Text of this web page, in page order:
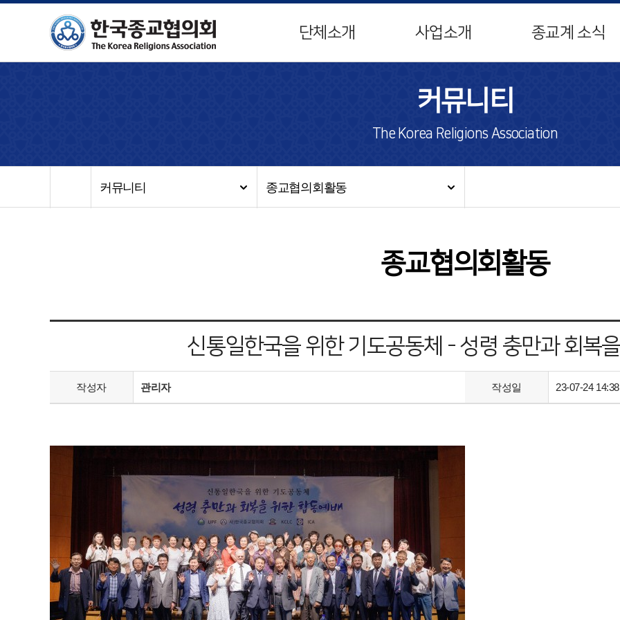
단체소개 사업소개 종교계 소식
커뮤니티
The Korea Religions Association
커뮤니티 종교협의회활동
종교협의회활동
신통일한국을 위한 기도공동체 - 성령 충만과 회복
작성자 관리자 작성일 23-07-24 14:38